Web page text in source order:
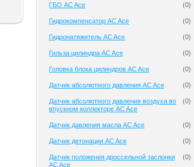
ГБО AC Ace (0)
Гидрокомпенсатор AC Ace (0)
Гидронатяжитель AC Ace (0)
Гильза цилиндра AC Ace (0)
Головка блока цилиндров AC Ace (0)
Датчик абсолютного давления AC Ace (0)
Датчик абсолютного давления воздуха во
впускном коллекторе AC Ace
(0)
Датчик давления масла AC Ace (0)
Датчик детонации AC Ace (0)
Датчик положения дроссельной заслонки
AC Ace
(0)